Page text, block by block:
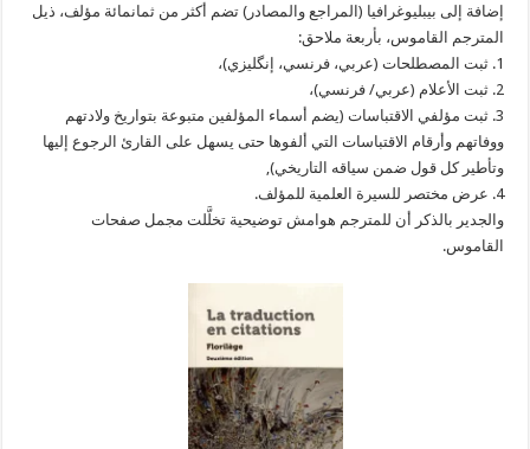
إضافة إلى بيبليوغرافيا (المراجع والمصادر) تضم أكثر من ثمانمائة مؤلف، ذيل
المترجم القاموس، بأربعة ملاحق:
1. ثبت المصطلحات (عربي، فرنسي، إنگليزي)،
2. ثبت الأعلام (عربي/ فرنسي)،
3. ثبت مؤلفي الاقتباسات (يضم أسماء المؤلفين متبوعة بتواريخ ولادتهم
ووفاتهم وأرقام الاقتباسات التي ألفوها حتى يسهل على القارئ الرجوع إليها
وتأطير كل قول ضمن سياقه التاريخي),
4. عرض مختصر للسيرة العلمية للمؤلف.
والجدير بالذكر أن للمترجم هوامش توضيحية تخلَّلت مجمل صفحات
القاموس.